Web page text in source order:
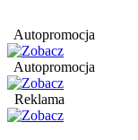
Autopromocja
Autopromocja
Reklama